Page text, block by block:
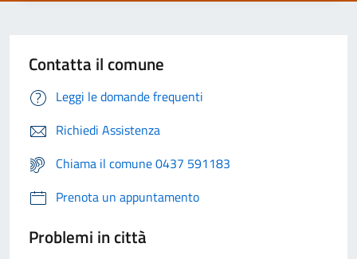
Contatta il comune
Leggi le domande frequenti
Richiedi Assistenza
Chiama il comune 0437 591183
Prenota un appuntamento
Problemi in città